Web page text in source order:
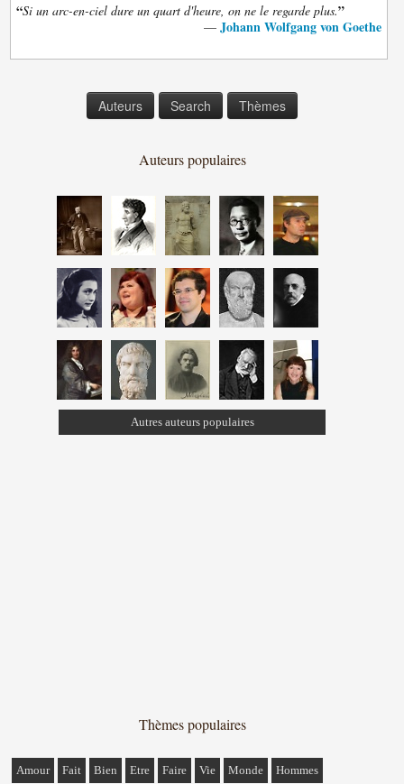
“Si un arc-en-ciel dure un quart d'heure, on ne le regarde plus.”
— Johann Wolfgang von Goethe
Auteurs Search Thèmes
Auteurs populaires
Autres auteurs populaires
Thèmes populaires
Amour Fait Bien Etre Faire Vie Monde Hommes